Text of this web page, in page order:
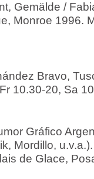
Gemälde /
Monroe 1996.
Bravo,
10.30-20, Sa
Gráfico
Mordillo,
de Glace,